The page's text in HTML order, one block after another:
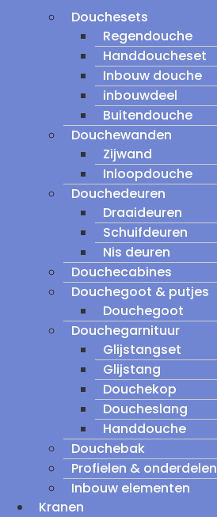
Douchesets
Regendouche
Handdoucheset
Inbouw douche
inbouwdeel
Buitendouche
Douchewanden
Zijwand
Inloopdouche
Douchedeuren
Draaideuren
Schuifdeuren
Nis deuren
Douchecabines
Douchegoot & putjes
Douchegoot
Douchegarnituur
Glijstangset
Glijstang
Douchekop
Doucheslang
Handdouche
Douchebak
Profielen & onderdelen
Inbouw elementen
Kranen